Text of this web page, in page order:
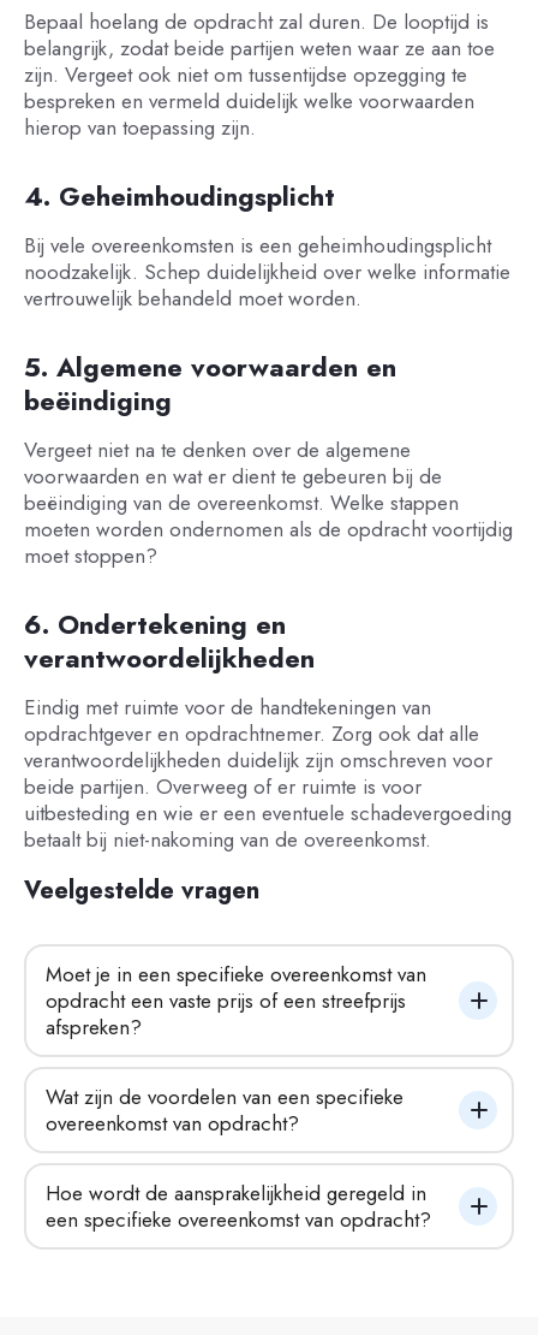
Bepaal hoelang de opdracht zal duren. De looptijd is
belangrijk, zodat beide partijen weten waar ze aan toe
zijn. Vergeet ook niet om tussentijdse opzegging te
bespreken en vermeld duidelijk welke voorwaarden
hierop van toepassing zijn.
4. Geheimhoudingsplicht
Bij vele overeenkomsten is een geheimhoudingsplicht
noodzakelijk. Schep duidelijkheid over welke informatie
vertrouwelijk behandeld moet worden.
5. Algemene voorwaarden en
beëindiging
Vergeet niet na te denken over de algemene
voorwaarden en wat er dient te gebeuren bij de
beëindiging van de overeenkomst. Welke stappen
moeten worden ondernomen als de opdracht voortijdig
moet stoppen?
6. Ondertekening en
verantwoordelijkheden
Eindig met ruimte voor de handtekeningen van
opdrachtgever en opdrachtnemer. Zorg ook dat alle
verantwoordelijkheden duidelijk zijn omschreven voor
beide partijen. Overweeg of er ruimte is voor
uitbesteding en wie er een eventuele schadevergoeding
betaalt bij niet-nakoming van de overeenkomst.
Veelgestelde vragen
Moet je in een specifieke overeenkomst van
opdracht een vaste prijs of een streefprijs
afspreken?
Wat zijn de voordelen van een specifieke
overeenkomst van opdracht?
Hoe wordt de aansprakelijkheid geregeld in
een specifieke overeenkomst van opdracht?